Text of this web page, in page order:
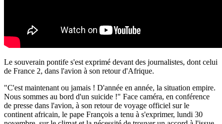
Le souverain pontife s'est exprimé devant des journalistes, dont celui
de France 2, dans l'avion à son retour d'Afrique.
"C'est maintenant ou jamais ! D'année en année, la situation empire.
Nous sommes au bord d'un suicide !" Face caméra, en conférence
de presse dans l'avion, à son retour de voyage officiel sur le
continent africain, le pape François a tenu à s'exprimer, lundi 30